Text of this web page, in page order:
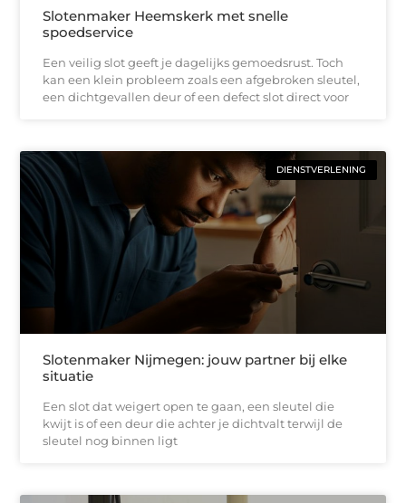
Slotenmaker Heemskerk met snelle
spoedservice
Een veilig slot geeft je dagelijks gemoedsrust. Toch
kan een klein probleem zoals een afgebroken sleutel,
een dichtgevallen deur of een defect slot direct voor
DIENSTVERLENING
Slotenmaker Nijmegen: jouw partner bij elke
situatie
Een slot dat weigert open te gaan, een sleutel die
kwijt is of een deur die achter je dichtvalt terwijl de
sleutel nog binnen ligt